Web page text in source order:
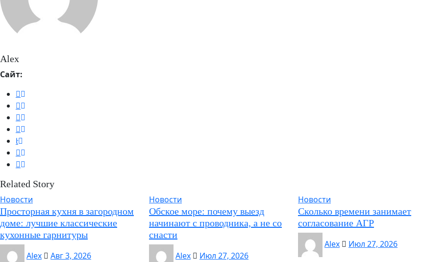
Alex
Сайт:
Related Story
Новости
Просторная кухня в загородном
доме: лучшие классические
кухонные гарнитуры
Alex
Авг 3, 2026
Новости
Обское море: почему выезд
начинают с проводника, а не со
снасти
Alex
Июл 27, 2026
Новости
Сколько времени занимает
согласование АГР
Alex
Июл 27, 2026